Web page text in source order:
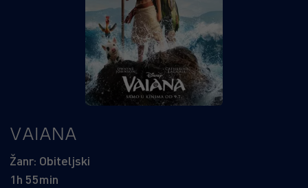
VAIANA
Žanr: Obiteljski
1h 55min